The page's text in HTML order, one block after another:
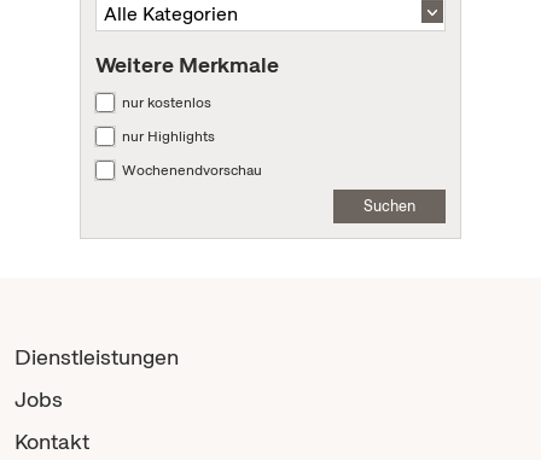
Weitere Merkmale
nur kostenlos
nur Highlights
Wochenendvorschau
Suchen
Dienstleistungen
Jobs
Kontakt